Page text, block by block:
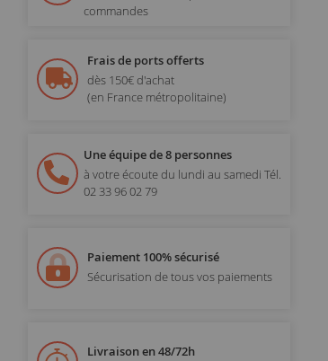
commandes
Frais de ports offerts
dès 150€ d'achat
(en France métropolitaine)
Une équipe de 8 personnes
à votre écoute du lundi au samedi Tél.
02 33 96 02 79
Paiement 100% sécurisé
Sécurisation de tous vos paiements
Livraison en 48/72h